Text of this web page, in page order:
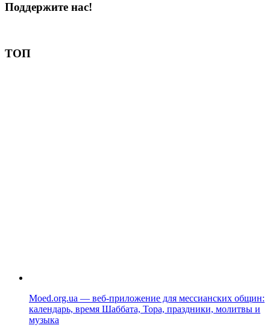
Поддержите нас!
ТОП
Moed.org.ua — веб-приложение для мессианских общин:
календарь, время Шаббата, Тора, праздники, молитвы и
музыка